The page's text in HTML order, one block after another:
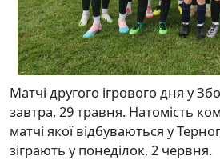
Матчі другого ігрового дня у
завтра, 29 травня. Натомість
матчі якої відбуваються у
зіграють у понеділок, 2 червня.